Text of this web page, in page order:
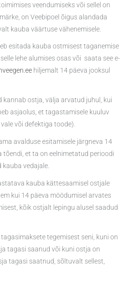
veendumiseks või sellel on
on Veebipoel õigus alandada
kauba väärtuse vähenemisele.
esitada kauba ostmisest taganemise
lehe alumises osas või saata see e-
hiljemalt 14 päeva jooksul
kannab ostja, välja arvatud juhul, kui
asjaolus, et tagastamisele kuuluv
või defektiga toode).
avalduse esitamisele järgneva 14
tõendi, et ta on eelnimetatud perioodi
kauba vedajale.
kauba kättesaamisel ostjale
kui 14 päeva möödumisel arvates
kõik ostjalt lepingu alusel saadud
tegemisest seni, kuni on
tagasi saanud või kuni ostja on
tagasi saatnud, sõltuvalt sellest,